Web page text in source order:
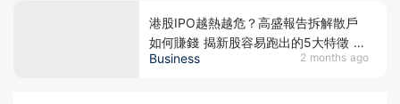
Business 2 months ago
港股IPO越熱越危？高盛報告拆解散戶
如何賺錢 揭新股容易跑出的5大特徵
未來一年2.14萬億解禁潮逼近 南向資金